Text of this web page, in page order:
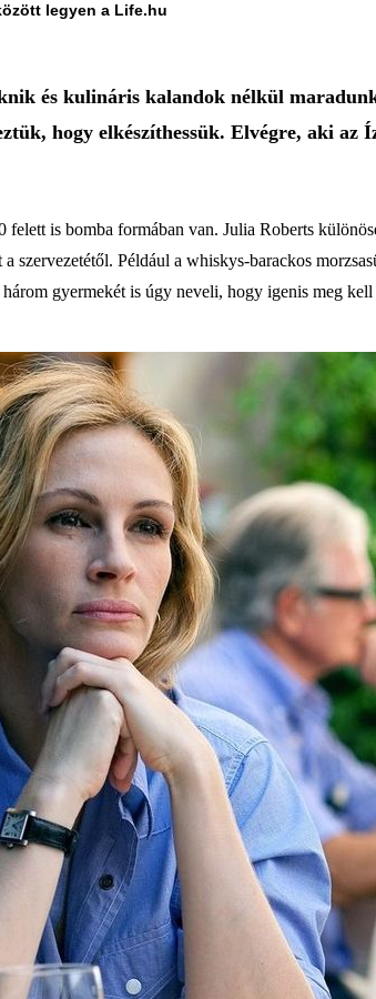
legyen a Life.hu
és kulináris kalandok nélkül
hogy elkészíthessük. Elvégre, aki
is bomba formában van. Julia Roberts
szervezetétől. Például a whiskys-barackos
gyermekét is úgy neveli, hogy igenis meg